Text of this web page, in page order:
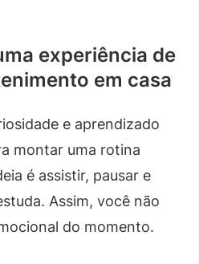
experiência de
em casa
e aprendizado
montar uma rotina
é assistir, pausar e
Assim, você não
do momento.